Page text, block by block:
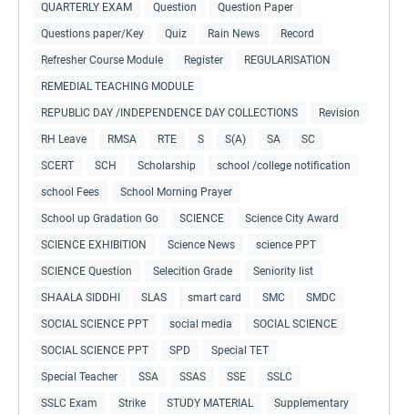
QUARTERLY EXAM Question Question Paper
Questions paper/Key Quiz Rain News Record
Refresher Course Module Register REGULARISATION
REMEDIAL TEACHING MODULE
REPUBLIC DAY /INDEPENDENCE DAY COLLECTIONS Revision
RH Leave RMSA RTE S S(A) SA SC
SCERT SCH Scholarship school /college notification
school Fees School Morning Prayer
School up Gradation Go SCIENCE Science City Award
SCIENCE EXHIBITION Science News science PPT
SCIENCE Question Selecition Grade Seniority list
SHAALA SIDDHI SLAS smart card SMC SMDC
SOCIAL SCIENCE PPT social media SOCIAL SCIENCE
SOCIAL SCIENCE PPT SPD Special TET
Special Teacher SSA SSAS SSE SSLC
SSLC Exam Strike STUDY MATERIAL Supplementary